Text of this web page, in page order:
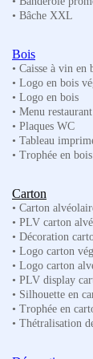
• Bâche XXL
Bois
• Caisse à vin en
• Logo en bois
• Logo en bois
• Menu restaurant
• Plaques WC
• Tableau
• Trophée en bois
Carton
• Carton
• PLV carton
• Décoration
• Logo carton
• Logo carton
• PLV display
• Silhouette en
• Trophée en
• Thétralisation
Voir le panier
Vous êtes
Accueil